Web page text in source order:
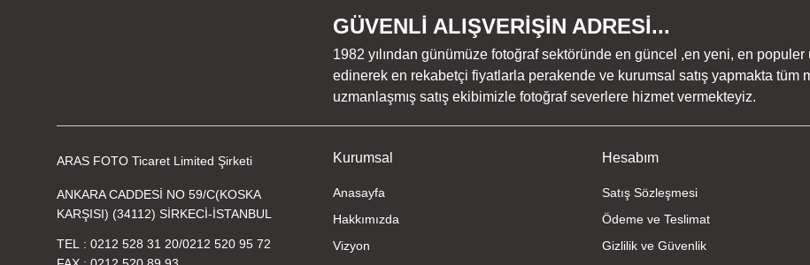
GÜVENLİ ALIŞVERİŞİN ADRESİ...
1982 yılından günümüze fotoğraf sektöründe en güncel ,en yeni, en
edinerek en rekabetçi fiyatlarla perakende ve kurumsal satış yapmakta tüm
uzmanlaşmış satış ekibimizle fotoğraf severlere hizmet vermekteyiz.
ARAS FOTO Ticaret Limited Şirketi
ANKARA CADDESİ NO 59/C(KOSKA
KARŞISI) (34112) SİRKECİ-İSTANBUL
TEL 0212 528 31 20/0212 520 95 72
Kurumsal
Anasayfa
Hakkımızda
Vizyon
Hesabım
Satış Sözleşmesi
Ödeme ve Teslimat
Gizlilik ve Güvenlik